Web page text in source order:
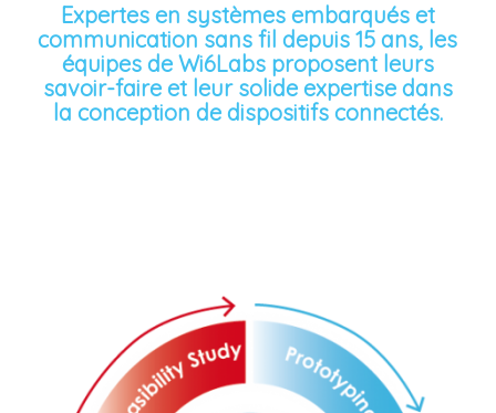
Expertes en systèmes embarqués et
communication sans fil depuis 15 ans, les
équipes de Wi6Labs proposent leurs
savoir-faire et leur solide expertise dans
la conception de dispositifs connectés.